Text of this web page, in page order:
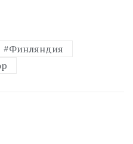
#Финляндия